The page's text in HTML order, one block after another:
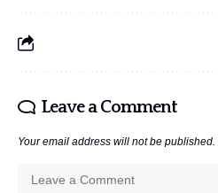
Leave a Comment
Your email address will not be published.